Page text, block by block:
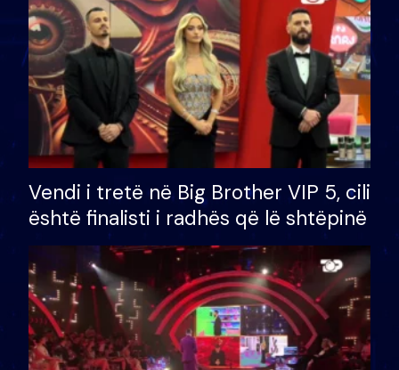
Vendi i tretë në Big Brother VIP 5, cili
është finalisti i radhës që lë shtëpinë